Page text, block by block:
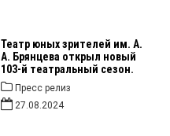
Театр юных зрителей им. А.
А. Брянцева открыл новый
103-й театральный сезон.
Пресс релиз
27.08.2024